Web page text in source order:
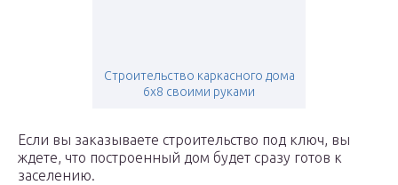
Строительство каркасного дома
6х8 своими руками
Если вы заказываете строительство под ключ, вы
ждете, что построенный дом будет сразу готов к
заселению.